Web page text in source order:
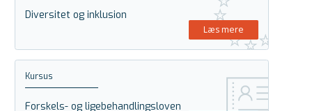
Diversitet og inklusion
Læs mere
Kursus
Forskels- og ligebehandlingsloven